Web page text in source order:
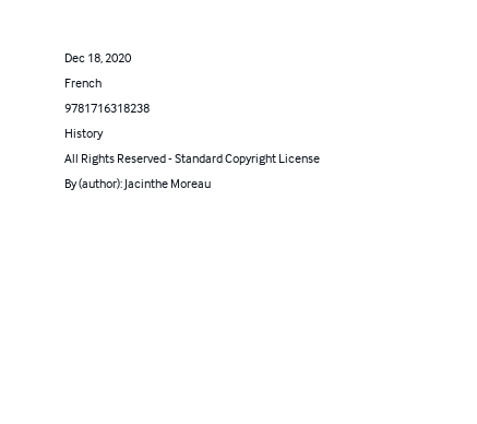
Dec 18, 2020
French
9781716318238
History
All Rights Reserved - Standard Copyright License
By (author): Jacinthe Moreau